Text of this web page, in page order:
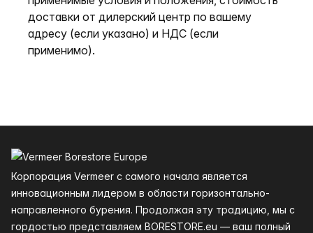
доставки от дилерский центр по вашему
адресу (если указано) и НДС (если
применимо).
Корпорация Vermeer с самого начала является
инновационным лидером в области горизонтально-
направленного бурения. Продолжая эту традицию, мы с
гордостью представляем BORESTORE.eu — ваш полный